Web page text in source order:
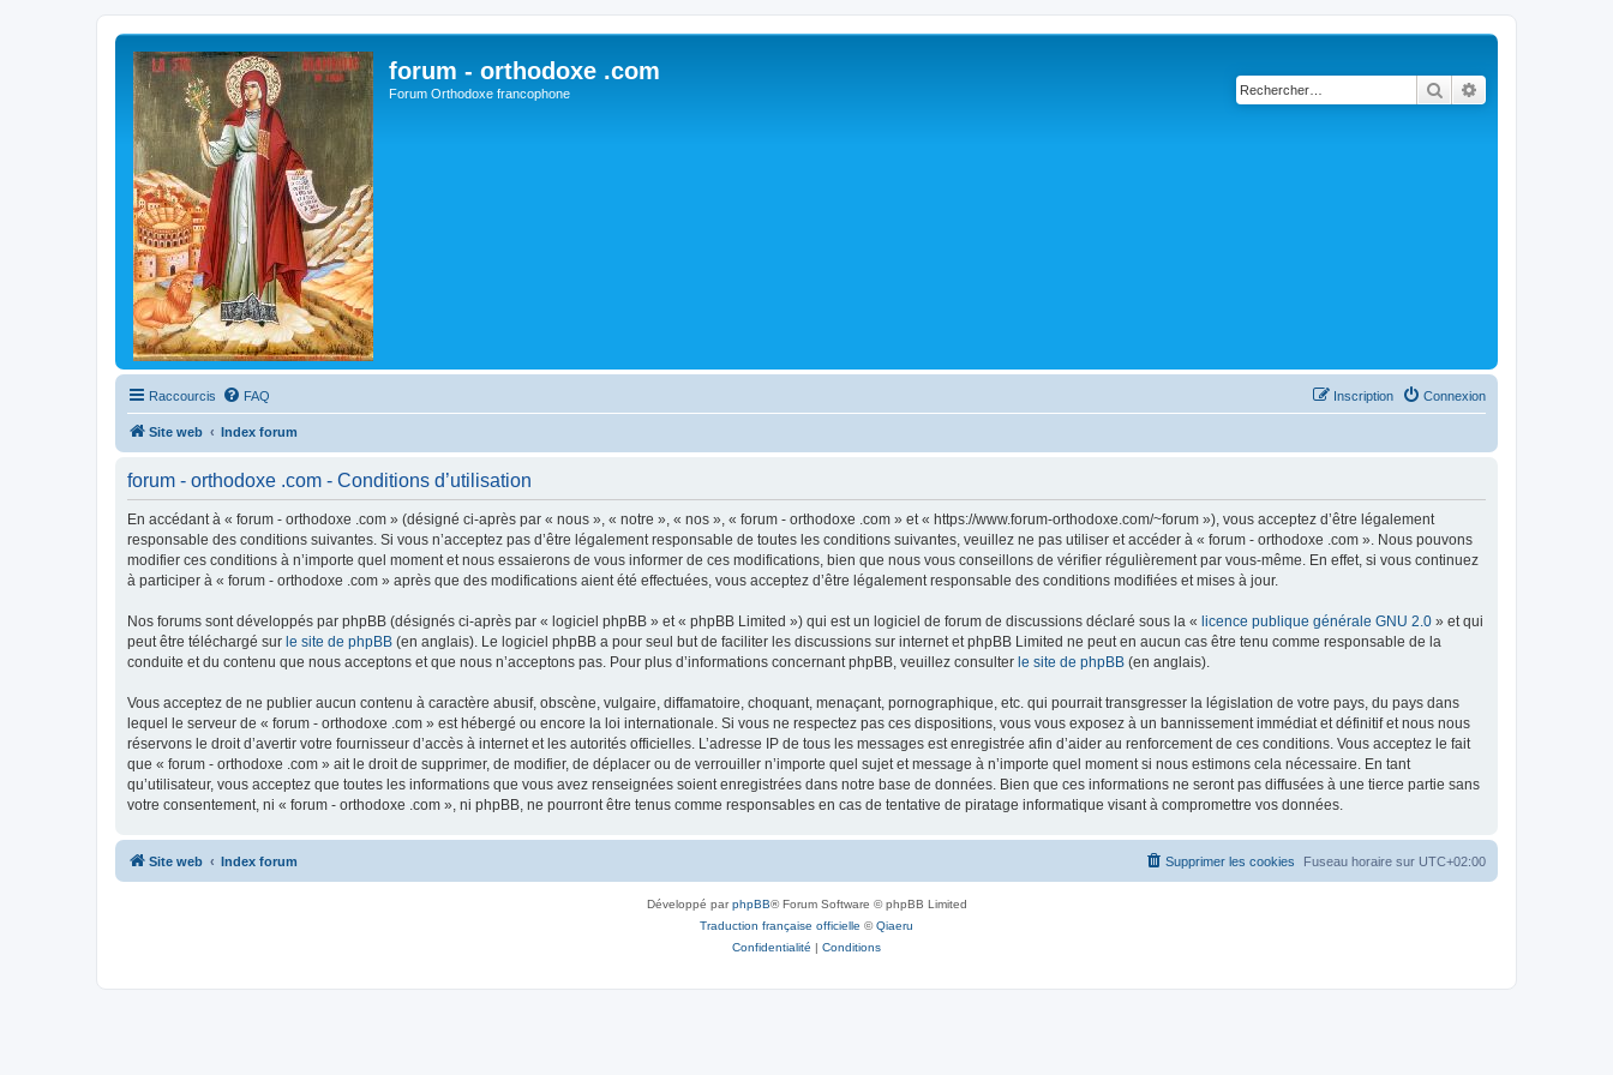
forum - orthodoxe .com
Forum Orthodoxe francophone Rechercher
Raccourcis FAQ Connexion
Inscription
Site web Index forum
forum - orthodoxe .com - Conditions d’utilisation
En accédant à « forum - orthodoxe .com » (désigné ci-après par « nous », « notre », « nos », « forum - orthodoxe .com » et « https://www.forum-orthodoxe.com/~forum »), vous acceptez d’être légalement
responsable des conditions suivantes. Si vous n’acceptez pas d’être légalement responsable de toutes les conditions suivantes, veuillez ne pas utiliser et accéder à « forum - orthodoxe .com ». Nous pouvons
modifier ces conditions à n’importe quel moment et nous essaierons de vous informer de ces modifications, bien que nous vous conseillons de vérifier régulièrement par vous-même. En effet, si vous continuez
à participer à « forum - orthodoxe .com » après que des modifications aient été effectuées, vous acceptez d’être légalement responsable des conditions modifiées et mises à jour.
Nos forums sont développés par phpBB (désignés ci-après par « logiciel phpBB » et « phpBB Limited ») qui est un logiciel de forum de discussions déclaré sous la « licence publique générale GNU 2.0 » et qui
peut être téléchargé sur le site de phpBB (en anglais). Le logiciel phpBB a pour seul but de faciliter les discussions sur internet et phpBB Limited ne peut en aucun cas être tenu comme responsable de la
conduite et du contenu que nous acceptons et que nous n’acceptons pas. Pour plus d’informations concernant phpBB, veuillez consulter le site de phpBB (en anglais).
Vous acceptez de ne publier aucun contenu à caractère abusif, obscène, vulgaire, diffamatoire, choquant, menaçant, pornographique, etc. qui pourrait transgresser la législation de votre pays, du pays dans
lequel le serveur de « forum - orthodoxe .com » est hébergé ou encore la loi internationale. Si vous ne respectez pas ces dispositions, vous vous exposez à un bannissement immédiat et définitif et nous nous
réservons le droit d’avertir votre fournisseur d’accès à internet et les autorités officielles. L’adresse IP de tous les messages est enregistrée afin d’aider au renforcement de ces conditions. Vous acceptez le fait
que « forum - orthodoxe .com » ait le droit de supprimer, de modifier, de déplacer ou de verrouiller n’importe quel sujet et message à n’importe quel moment si nous estimons cela nécessaire. En tant
qu’utilisateur, vous acceptez que toutes les informations que vous avez renseignées soient enregistrées dans notre base de données. Bien que ces informations ne seront pas diffusées à une tierce partie sans
votre consentement, ni « forum - orthodoxe .com », ni phpBB, ne pourront être tenus comme responsables en cas de tentative de piratage informatique visant à compromettre vos données.
Site web Index forum Fuseau horaire sur UTC+02:00
Supprimer les cookies
Développé parphpBB® Forum Software © phpBB Limited
Traduction française officielle ©Qiaeru
Confidentialité | Conditions